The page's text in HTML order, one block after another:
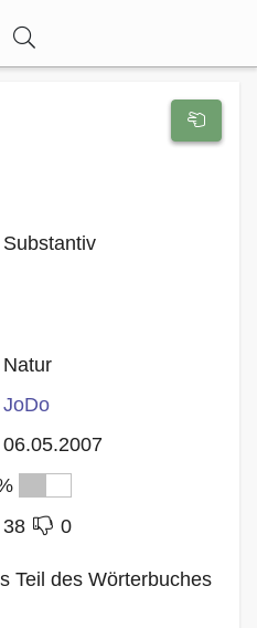
Substantiv
Natur
JoDo
06.05.2007
38 0
Teil des Wörterbuches